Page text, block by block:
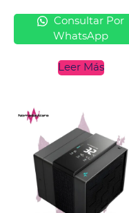
Consultar Por
WhatsApp
Leer Más